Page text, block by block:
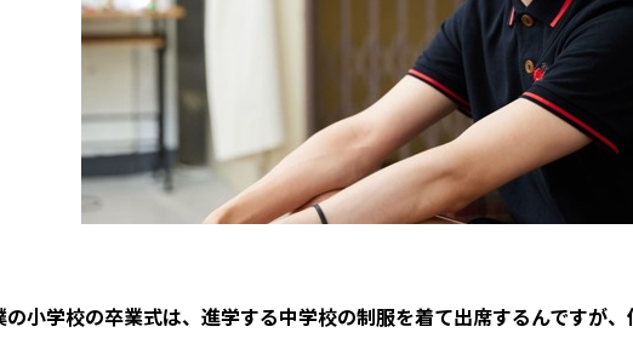
の小学校の卒業式は、進学する中学校の制服を着て出席するんですが